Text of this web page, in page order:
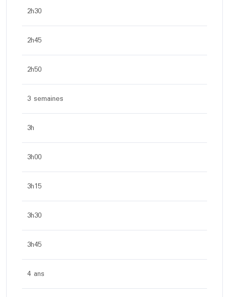
2h30
2h45
2h50
3 semaines
3h
3h00
3h15
3h30
3h45
4 ans